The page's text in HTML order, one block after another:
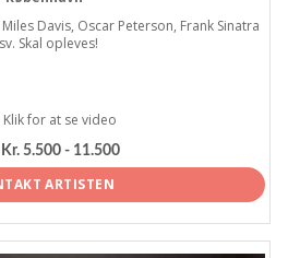
Davis, Oscar Peterson, Frank Sinatra
Skal opleves!
Klik for at se video
Kr. 5.500 - 11.500
ARTISTEN